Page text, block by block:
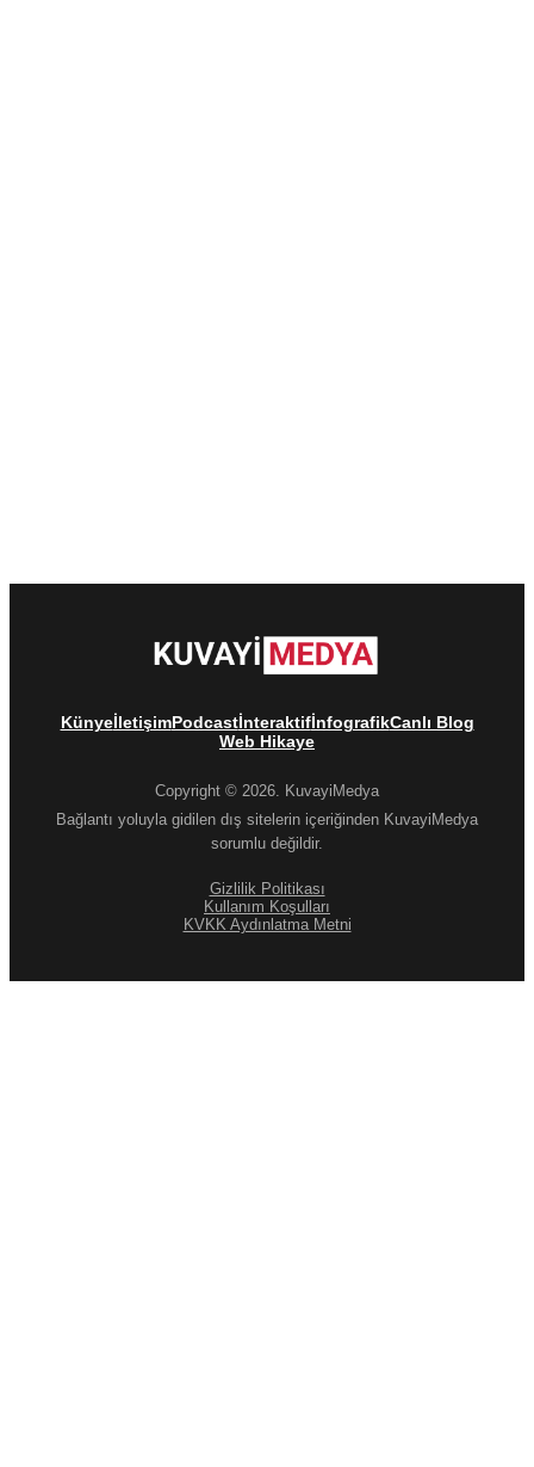
KünyeİletişimPodcastİnteraktifİnfografikCanlı Blog
Web Hikaye
Copyright © 2026. KuvayiMedya
Bağlantı yoluyla gidilen dış sitelerin içeriğinden KuvayiMedya
sorumlu değildir.
Gizlilik Politikası
Kullanım Koşulları
KVKK Aydınlatma Metni